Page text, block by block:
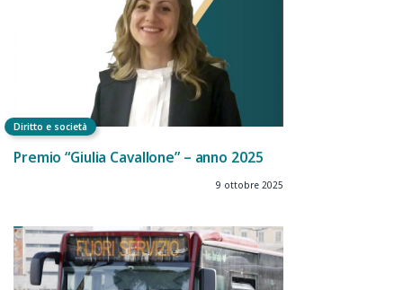
Diritto e società
Premio “Giulia Cavallone” – anno 2025
9 ottobre 2025